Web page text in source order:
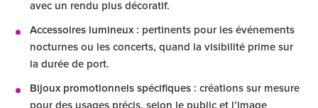
avec un rendu plus décoratif.
Accessoires lumineux : pertinents pour les événements
nocturnes ou les concerts, quand la visibilité prime sur
la durée de port.
Bijoux promotionnels spécifiques : créations sur mesure
pour des usages précis, selon le public et l’image